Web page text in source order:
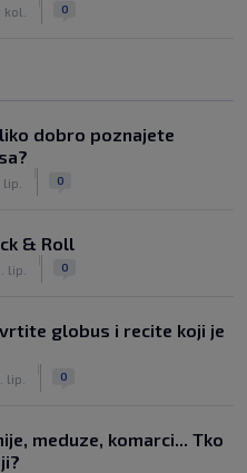
kol. 0
dobro poznajete
lip. 0
& Roll
lip. 0
globus i recite koji je
lip. 0
meduze, komarci... Tko